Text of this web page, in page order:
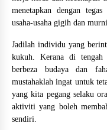
menetapkan dengan
usaha-usaha gigih dan murni.
Jadilah individu yang
kukuh. Kerana di
berbeza budaya dan
mustahaklah ingat untuk
yang kita pegang selaku
aktiviti yang boleh
sendiri.